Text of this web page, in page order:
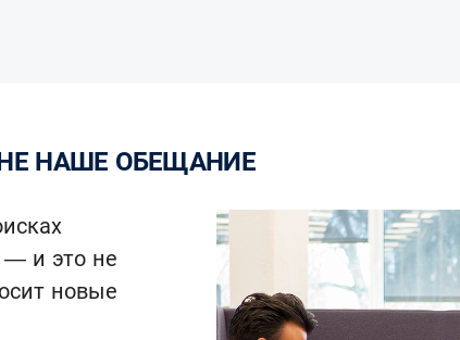
НАШЕ ОБЕЩАНИЕ
— и это не
новые